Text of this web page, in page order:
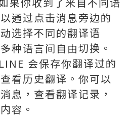
通过点击消息旁边的
选择不同的翻译语
种语言间自由切换。
会保存你翻译过的
看历史翻译。你可以
息，查看翻译记录，
容。